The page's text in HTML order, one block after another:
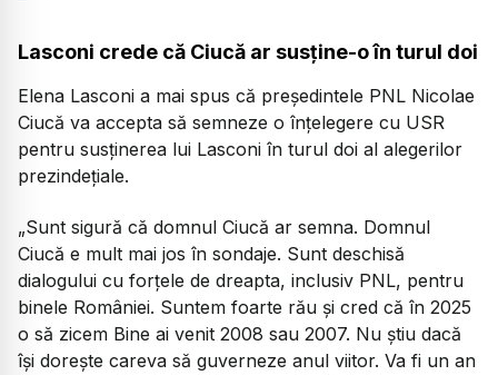
Lasconi crede că Ciucă ar susține-o în turul doi
Elena Lasconi a mai spus că președintele PNL Nicolae
Ciucă va accepta să semneze o înțelegere cu USR
pentru susținerea lui Lasconi în turul doi al alegerilor
prezindețiale.
„Sunt sigură că domnul Ciucă ar semna. Domnul
Ciucă e mult mai jos în sondaje. Sunt deschisă
dialogului cu forțele de dreapta, inclusiv PNL, pentru
binele României. Suntem foarte rău și cred că în 2025
o să zicem Bine ai venit 2008 sau 2007. Nu știu dacă
își dorește careva să guverneze anul viitor. Va fi un an